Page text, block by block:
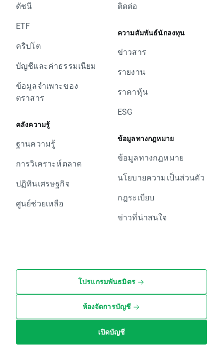
ดัชนี
ETF
คริปโต
บัญชีและค่าธรรมเนียม
ข้อมูลจำเพาะของ
ตราสาร
คลังความรู้
ฐานความรู้
การวิเคราะห์ตลาด
ปฏิทินเศรษฐกิจ
ศูนย์ช่วยเหลือ
ติดต่อ
ความสัมพันธ์นักลงทุน
ข่าวสาร
รายงาน
ราคาหุ้น
ESG
ข้อมูลทางกฎหมาย
ข้อมูลทางกฎหมาย
นโยบายความเป็นส่วนตัว
กฎระเบียบ
ข่าวที่น่าสนใจ
โปรแกรมพันธมิตร
ห้องจัดการบัญชี
เปิดบัญชี